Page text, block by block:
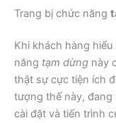
Trang bị chức năng
Khi khách hàng
năng tạm dừng này
thật sự cực tiện ích
tượng thế này, đang
cài đặt và tiến trình